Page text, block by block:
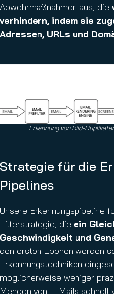
Abwehrmaßnahmen aus, die
verhindern, indem sie
Adressen, URLs und
Erkennung von Bild-
Strategie für die
Pipelines
Unsere Erkennungspipeline
Filterstrategie, die ein
Geschwindigkeit und
den ersten Ebenen werden
Erkennungstechniken
möglicherweise weniger
Mengen von E-Mails schnell